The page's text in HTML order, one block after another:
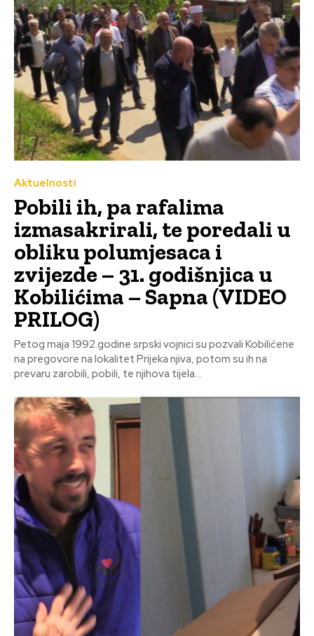
Aktuelnosti
Pobili ih, pa rafalima
izmasakrirali, te poredali u
obliku polumjesaca i
zvijezde – 31. godišnjica u
Kobilićima – Sapna (VIDEO
PRILOG)
Petog maja 1992.godine srpski vojnici su pozvali Kobilićene
na pregovore na lokalitet Prijeka njiva, potom su ih na
prevaru zarobili, pobili, te njihova tijela...